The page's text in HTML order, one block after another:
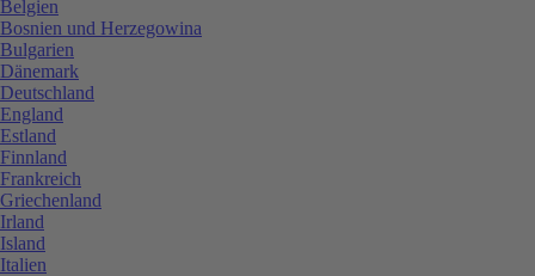
Belgien
Bosnien und Herzegowina
Bulgarien
Dänemark
Deutschland
England
Estland
Finnland
Frankreich
Griechenland
Irland
Island
Italien